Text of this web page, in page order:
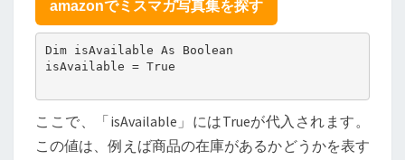
amazonでミスマガ写真集を探す
Dim isAvailable As Boolean
isAvailable = True
ここで、「isAvailable」にはTrueが代入されます。
この値は、例えば商品の在庫があるかどうかを表す